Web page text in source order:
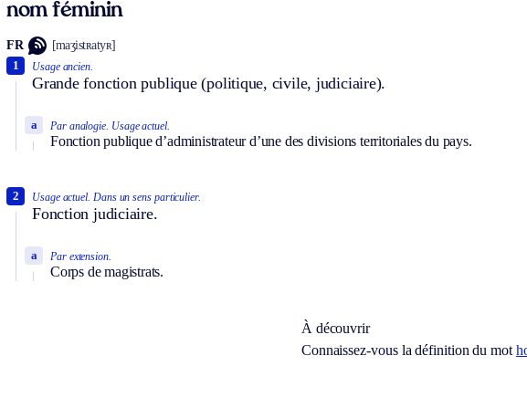
nom féminin
FR [maʒistʀatyʀ]
Usage ancien.
Grande fonction publique (politique, civile, judiciaire).
1
Par analogie. Usage actuel.
Fonction publique d’administrateur d’une des divisions territoriales du pays.
a
Usage actuel. Dans un sens particulier.
Fonction judiciaire.
2
Par extension.
Corps de magistrats.
a
À découvrir
Connaissez-vous la définition du mot